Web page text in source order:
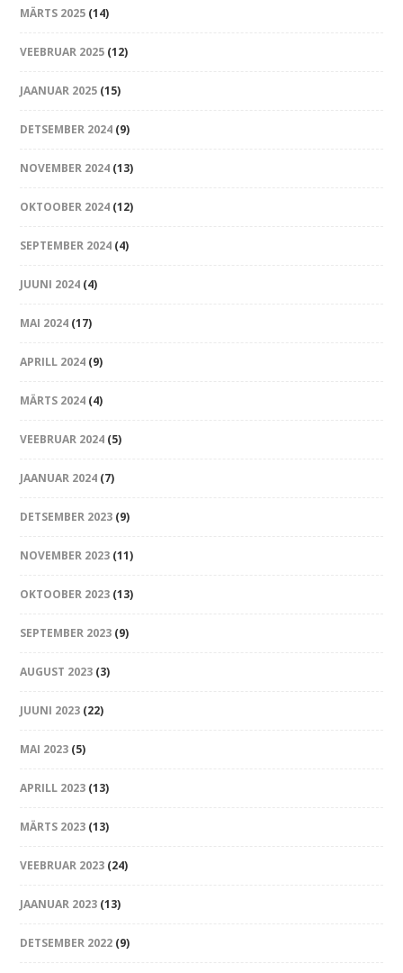
MÄRTS 2025 (14)
VEEBRUAR 2025 (12)
JAANUAR 2025 (15)
DETSEMBER 2024 (9)
NOVEMBER 2024 (13)
OKTOOBER 2024 (12)
SEPTEMBER 2024 (4)
JUUNI 2024 (4)
MAI 2024 (17)
APRILL 2024 (9)
MÄRTS 2024 (4)
VEEBRUAR 2024 (5)
JAANUAR 2024 (7)
DETSEMBER 2023 (9)
NOVEMBER 2023 (11)
OKTOOBER 2023 (13)
SEPTEMBER 2023 (9)
AUGUST 2023 (3)
JUUNI 2023 (22)
MAI 2023 (5)
APRILL 2023 (13)
MÄRTS 2023 (13)
VEEBRUAR 2023 (24)
JAANUAR 2023 (13)
DETSEMBER 2022 (9)